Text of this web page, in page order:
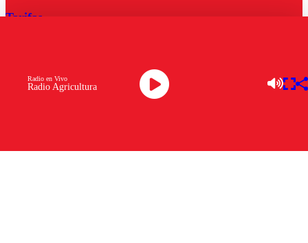
Radio Agricultura
Radio en Vivo
Tarifas
Descarga la APP